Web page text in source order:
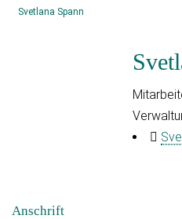
Svetlana Spann
Anschrift